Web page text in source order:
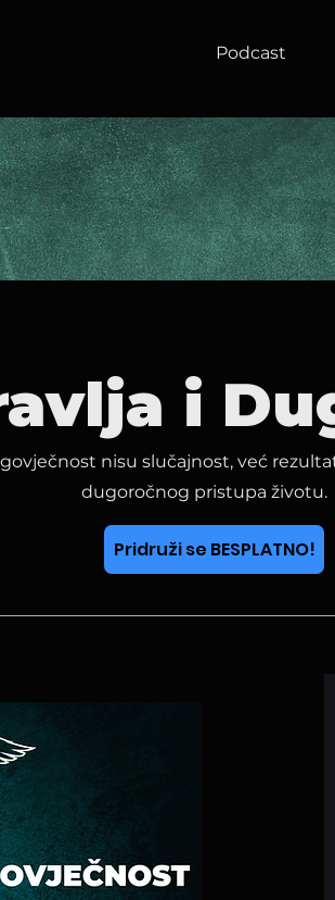
Podcast
i
nisu slučajnost, već
dugoročnog pristupa životu.
Pridruži se BESPLATNO!